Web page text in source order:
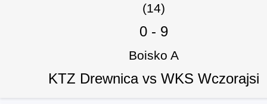
(14)
0 - 9
Boisko A
KTZ Drewnica vs WKS Wczorajsi